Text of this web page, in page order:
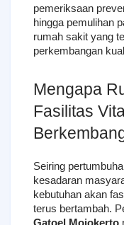
pemeriksaan
hingga pemulihan
rumah sakit yang
perkembangan
Mengapa
Fasilitas
Seiring
kesadaran
kebutuhan akan
terus bertambah.